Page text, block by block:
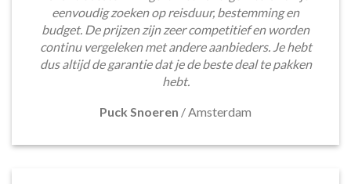
eenvoudig zoeken op reisduur, bestemming en
budget. De prijzen zijn zeer competitief en worden
continu vergeleken met andere aanbieders. Je hebt
dus altijd de garantie dat je de beste deal te pakken
hebt.
Puck Snoeren /Amsterdam